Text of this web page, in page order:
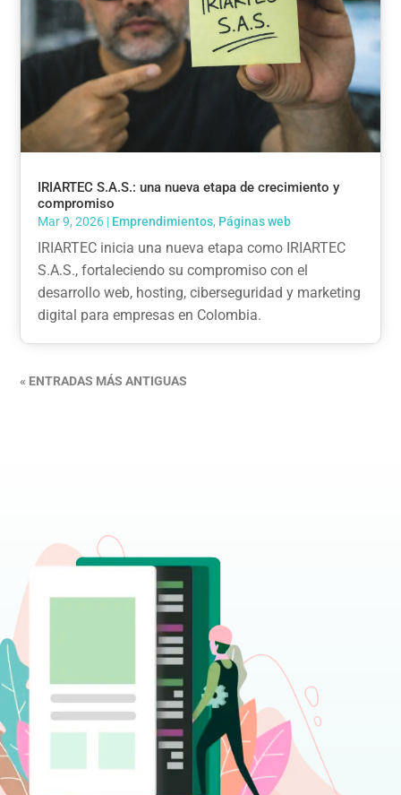
IRIARTEC S.A.S.: una nueva etapa de crecimiento y
compromiso
Mar 9, 2026 | Emprendimientos, Páginas web
IRIARTEC inicia una nueva etapa como IRIARTEC
S.A.S., fortaleciendo su compromiso con el
desarrollo web, hosting, ciberseguridad y marketing
digital para empresas en Colombia.
« ENTRADAS MÁS ANTIGUAS